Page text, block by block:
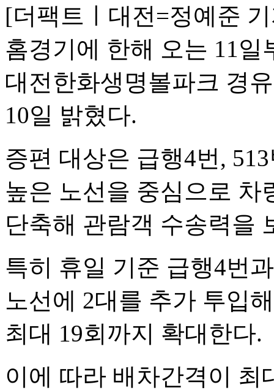
[더팩트ㅣ대전=정예준
홈경기에 한해 오는 11
대전한화생명볼파크 경
10일 밝혔다.
증편 대상은 급행4번,
높은 노선을 중심으로 차
단축해 관람객 수송력을
특히 휴일 기준 급행4번
노선에 2대를 추가 투입
최대 19회까지 확대한다.
이에 따라 배차간격이 최